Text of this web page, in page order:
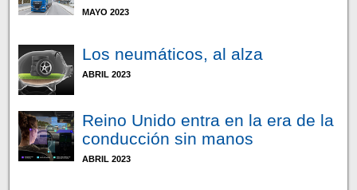
MAYO 2023
Los neumáticos, al alza
ABRIL 2023
Reino Unido entra en la era de la
conducción sin manos
ABRIL 2023